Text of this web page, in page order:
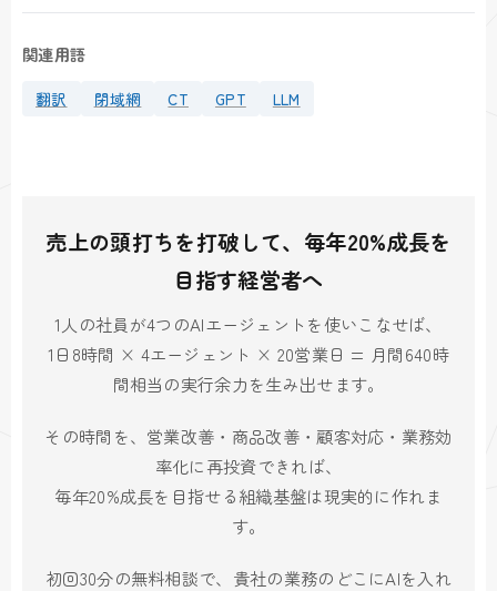
関連用語
翻訳 閉域網 CT GPT LLM
売上の頭打ちを打破して、毎年20%成長を
目指す経営者へ
1人の社員が4つのAIエージェントを使いこなせば、
1日8時間 × 4エージェント × 20営業日 = 月間640時
間相当の実行余力を生み出せます。
その時間を、営業改善・商品改善・顧客対応・業務効
率化に再投資できれば、
毎年20%成長を目指せる組織基盤は現実的に作れま
す。
初回30分の無料相談で、貴社の業務のどこにAIを入れ